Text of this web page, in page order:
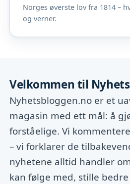
Norges øverste lov fra 1814 –
og verner.
Velkommen til
Nyhetsbloggen.no er et
magasin med ett mål: å
forståelige. Vi
– vi forklarer de
nyhetene alltid handler
kan følge med, stille